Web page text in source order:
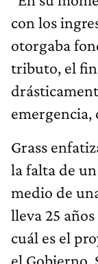
con los
otorgaba
tributo, el
emergencia,
Grass
la falta de
medio de
lleva 25
cuál es el
el Gobierno.